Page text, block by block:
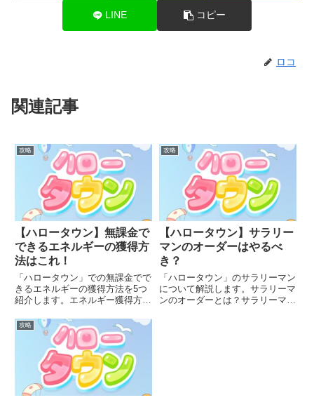
LINE コピー
ロコ
関連記事
攻略
【ハロータウン】無課金で
できるエネルギーの獲得方
法はこれ！
「ハロータウン」での無課金でで
きるエネルギーの獲得方法を5つ
紹介します。エネルギー獲得方法
のエネルギー表示のところをタッ
プすると、エネルギーショップが
開きます。無料（広告視聴）でも
らえるエネルギーは最後までも
攻略
【ハロータウン】サラリー
マンのオーダーはやるべ
き？
「ハロータウン」のサラリーマン
について解説します。サラリーマ
ンのオーダーとは？サラリーマン
攻略